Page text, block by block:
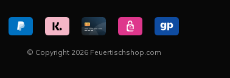
© Copyright 2026 Feuertischshop.com